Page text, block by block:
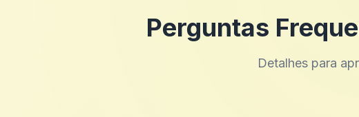
Perguntas
Detalhes para